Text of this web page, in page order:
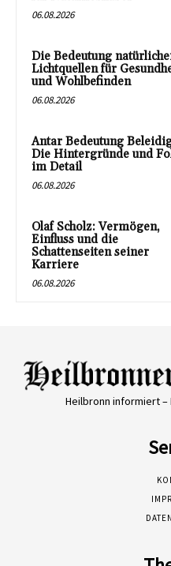
06.08.2026
Die Bedeutung
Lichtquellen für
und Wohlbefinden
06.08.2026
Antar Bedeutung
Die Hintergründe und
im Detail
06.08.2026
Olaf Scholz: Vermögen,
Einfluss und die
Schattenseiten seiner
Karriere
06.08.2026
Heilbronn informiert –